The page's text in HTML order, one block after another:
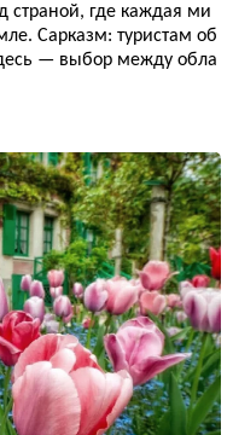
страной, где каждая ми
Сарказм: туристам об
— выбор между обла